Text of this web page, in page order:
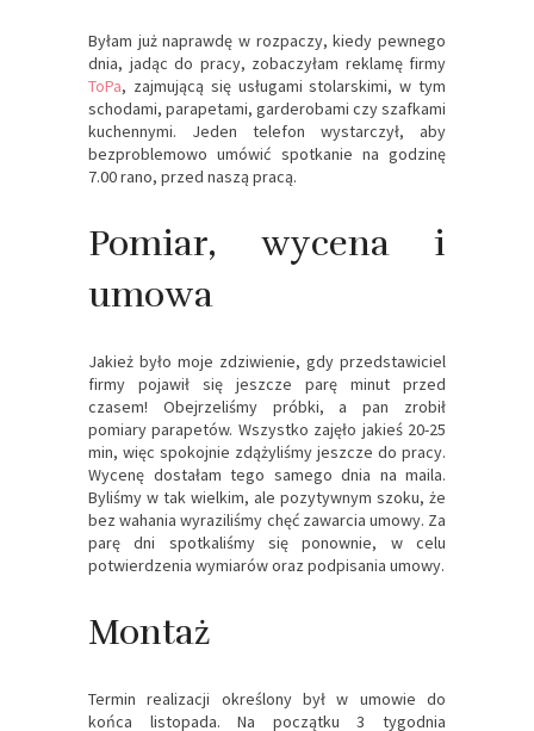
Byłam już naprawdę w rozpaczy, kiedy pewnego
dnia, jadąc do pracy, zobaczyłam reklamę firmy
ToPa, zajmującą się usługami stolarskimi, w tym
schodami, parapetami, garderobami czy szafkami
kuchennymi. Jeden telefon wystarczył, aby
bezproblemowo umówić spotkanie na godzinę
7.00 rano, przed naszą pracą.
Pomiar, wycena i
umowa
Jakież było moje zdziwienie, gdy przedstawiciel
firmy pojawił się jeszcze parę minut przed
czasem! Obejrzeliśmy próbki, a pan zrobił
pomiary parapetów. Wszystko zajęło jakieś 20-25
min, więc spokojnie zdążyliśmy jeszcze do pracy.
Wycenę dostałam tego samego dnia na maila.
Byliśmy w tak wielkim, ale pozytywnym szoku, że
bez wahania wyraziliśmy chęć zawarcia umowy. Za
parę dni spotkaliśmy się ponownie, w celu
potwierdzenia wymiarów oraz podpisania umowy.
Montaż
Termin realizacji określony był w umowie do
końca listopada. Na początku 3 tygodnia